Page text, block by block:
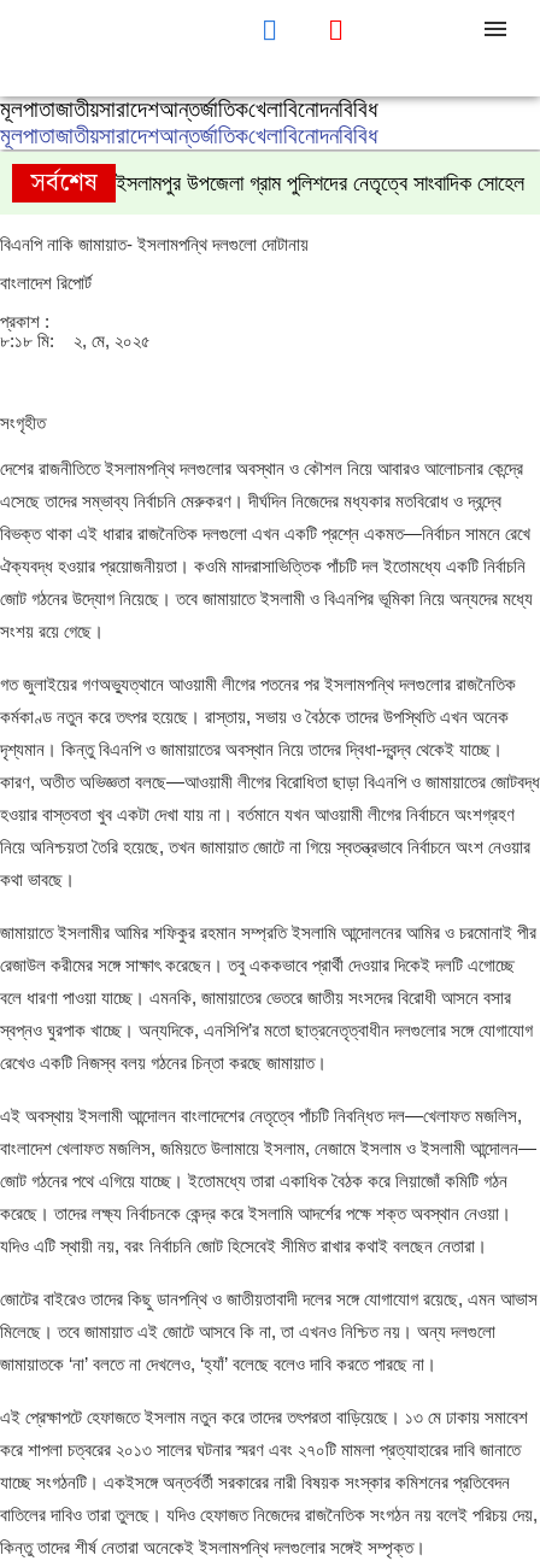
মূলপাতাজাতীয়সারাদেশআন্তর্জাতিকখেলাবিনোদনবিবিধ
মূলপাতাজাতীয়সারাদেশআন্তর্জাতিকখেলাবিনোদনবিবিধ
সর্বশেষ ইসলামপুর উপজেলা গ্রাম পুলিশদের নেতৃত্বে সাংবাদিক সোহেল
বিএনপি নাকি জামায়াত- ইসলামপন্থি দলগুলো দোটানায়
বাংলাদেশ রিপোর্ট
প্রকাশ :
৮:১৮ মি:
২, মে, ২০২৫
সংগৃহীত
দেশের রাজনীতিতে ইসলামপন্থি দলগুলোর অবস্থান ও কৌশল নিয়ে আবারও আলোচনার কেন্দ্রে
এসেছে তাদের সম্ভাব্য নির্বাচনি মেরুকরণ। দীর্ঘদিন নিজেদের মধ্যকার মতবিরোধ ও দ্বন্দ্বে
বিভক্ত থাকা এই ধারার রাজনৈতিক দলগুলো এখন একটি প্রশ্নে একমত—নির্বাচন সামনে রেখে
ঐক্যবদ্ধ হওয়ার প্রয়োজনীয়তা। কওমি মাদরাসাভিত্তিক পাঁচটি দল ইতোমধ্যে একটি নির্বাচনি
জোট গঠনের উদ্যোগ নিয়েছে। তবে জামায়াতে ইসলামী ও বিএনপির ভূমিকা নিয়ে অন্যদের মধ্যে
সংশয় রয়ে গেছে।
গত জুলাইয়ের গণঅভ্যুত্থানে আওয়ামী লীগের পতনের পর ইসলামপন্থি দলগুলোর রাজনৈতিক
কর্মকাণ্ড নতুন করে তৎপর হয়েছে। রাস্তায়, সভায় ও বৈঠকে তাদের উপস্থিতি এখন অনেক
দৃশ্যমান। কিন্তু বিএনপি ও জামায়াতের অবস্থান নিয়ে তাদের দ্বিধা-দ্বন্দ্ব থেকেই যাচ্ছে।
কারণ, অতীত অভিজ্ঞতা বলছে—আওয়ামী লীগের বিরোধিতা ছাড়া বিএনপি ও জামায়াতের জোটবদ্ধ
হওয়ার বাস্তবতা খুব একটা দেখা যায় না। বর্তমানে যখন আওয়ামী লীগের নির্বাচনে অংশগ্রহণ
নিয়ে অনিশ্চয়তা তৈরি হয়েছে, তখন জামায়াত জোটে না গিয়ে স্বতন্ত্রভাবে নির্বাচনে অংশ নেওয়ার
কথা ভাবছে।
জামায়াতে ইসলামীর আমির শফিকুর রহমান সম্প্রতি ইসলামি আন্দোলনের আমির ও চরমোনাই পীর
রেজাউল করীমের সঙ্গে সাক্ষাৎ করেছেন। তবু এককভাবে প্রার্থী দেওয়ার দিকেই দলটি এগোচ্ছে
বলে ধারণা পাওয়া যাচ্ছে। এমনকি, জামায়াতের ভেতরে জাতীয় সংসদের বিরোধী আসনে বসার
স্বপ্নও ঘুরপাক খাচ্ছে। অন্যদিকে, এনসিপি’র মতো ছাত্রনেতৃত্বাধীন দলগুলোর সঙ্গে যোগাযোগ
রেখেও একটি নিজস্ব বলয় গঠনের চিন্তা করছে জামায়াত।
এই অবস্থায় ইসলামী আন্দোলন বাংলাদেশের নেতৃত্বে পাঁচটি নিবন্ধিত দল—খেলাফত মজলিস,
বাংলাদেশ খেলাফত মজলিস, জমিয়তে উলামায়ে ইসলাম, নেজামে ইসলাম ও ইসলামী আন্দোলন—
জোট গঠনের পথে এগিয়ে যাচ্ছে। ইতোমধ্যে তারা একাধিক বৈঠক করে লিয়াজোঁ কমিটি গঠন
করেছে। তাদের লক্ষ্য নির্বাচনকে কেন্দ্র করে ইসলামি আদর্শের পক্ষে শক্ত অবস্থান নেওয়া।
যদিও এটি স্থায়ী নয়, বরং নির্বাচনি জোট হিসেবেই সীমিত রাখার কথাই বলছেন নেতারা।
জোটের বাইরেও তাদের কিছু ডানপন্থি ও জাতীয়তাবাদী দলের সঙ্গে যোগাযোগ রয়েছে, এমন আভাস
মিলেছে। তবে জামায়াত এই জোটে আসবে কি না, তা এখনও নিশ্চিত নয়। অন্য দলগুলো
জামায়াতকে ‘না’ বলতে না দেখলেও, ‘হ্যাঁ’ বলেছে বলেও দাবি করতে পারছে না।
এই প্রেক্ষাপটে হেফাজতে ইসলাম নতুন করে তাদের তৎপরতা বাড়িয়েছে। ১৩ মে ঢাকায় সমাবেশ
করে শাপলা চত্বরের ২০১৩ সালের ঘটনার স্মরণ এবং ২৭০টি মামলা প্রত্যাহারের দাবি জানাতে
যাচ্ছে সংগঠনটি। একইসঙ্গে অন্তর্বর্তী সরকারের নারী বিষয়ক সংস্কার কমিশনের প্রতিবেদন
বাতিলের দাবিও তারা তুলছে। যদিও হেফাজত নিজেদের রাজনৈতিক সংগঠন নয় বলেই পরিচয় দেয়,
কিন্তু তাদের শীর্ষ নেতারা অনেকেই ইসলামপন্থি দলগুলোর সঙ্গেই সম্পৃক্ত।